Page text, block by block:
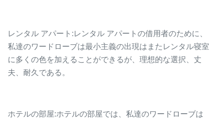
レンタル アパート:レンタル アパートの借用者のために、
私達のワードローブは最小主義の出現はまたレンタル寝室
に多くの色を加えることができるが、理想的な選択、丈
夫、耐久である。
ホテルの部屋:ホテルの部屋では、私達のワードローブは